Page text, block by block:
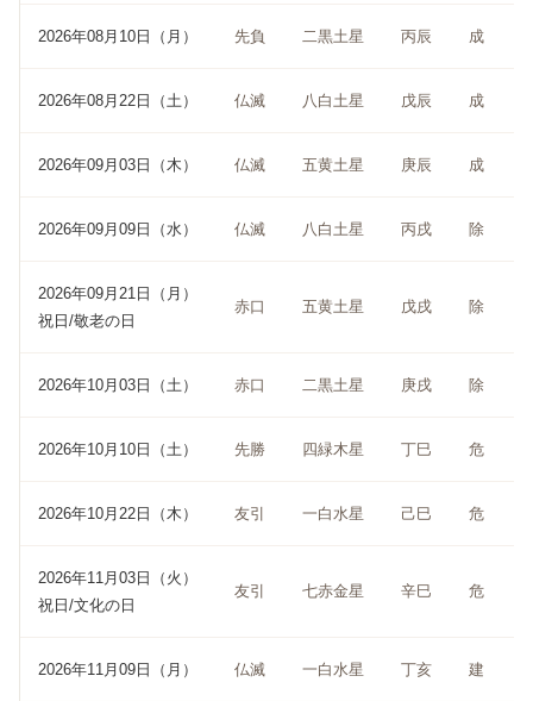
2026年08月10日（月） 先負 二黒土星 丙辰 成
2026年08月22日（土） 仏滅 八白土星 戊辰 成
2026年09月03日（木） 仏滅 五黄土星 庚辰 成
2026年09月09日（水） 仏滅 八白土星 丙戌 除
2026年09月21日（月）
祝日/敬老の日
赤口 五黄土星 戊戌 除
2026年10月03日（土） 赤口 二黒土星 庚戌 除
2026年10月10日（土） 先勝 四緑木星 丁巳 危
2026年10月22日（木） 友引 一白水星 己巳 危
2026年11月03日（火）
祝日/文化の日
友引 七赤金星 辛巳 危
2026年11月09日（月） 仏滅 一白水星 丁亥 建